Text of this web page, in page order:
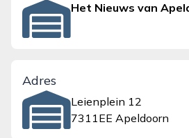
Het Nieuws van
Adres
Leienplein 12
7311EE Apeldoorn